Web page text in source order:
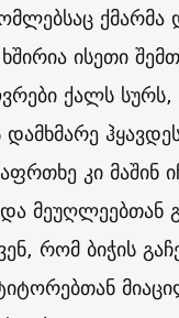
ისეთი
ქალს სურს,
კი მაშინ
მეუღლეებთან
რომ ბიჭის